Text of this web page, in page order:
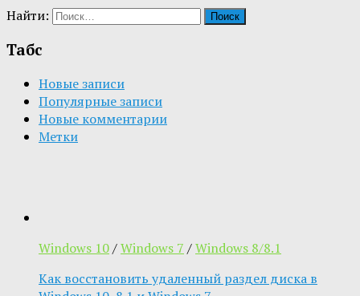
Найти:
Табс
Новые записи
Популярные записи
Новые комментарии
Метки
Windows 10/Windows 7 /Windows 8/8.1
Как восстановить удаленный раздел диска в